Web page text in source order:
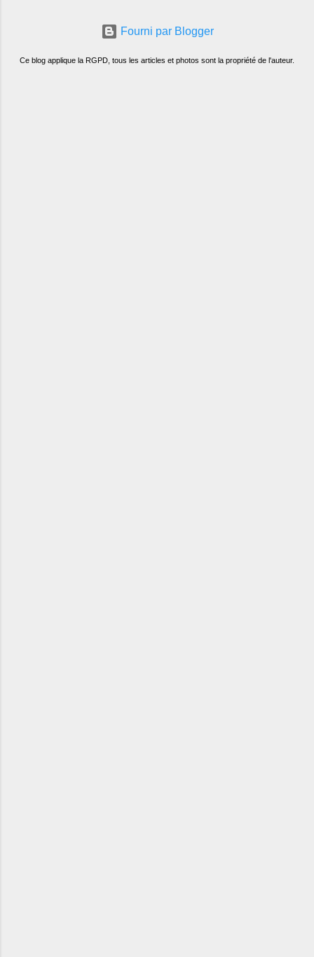
Fourni par Blogger
Ce blog applique la RGPD, tous les articles et photos sont la propriété de l'auteur.